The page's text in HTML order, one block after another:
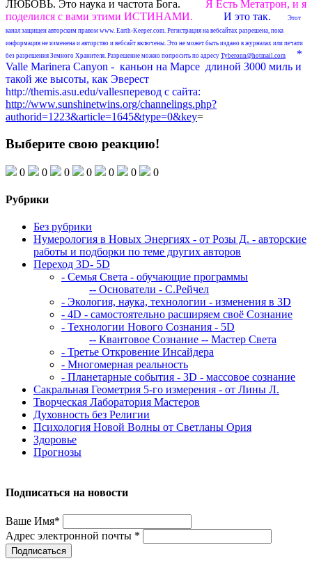
ЛЮБОВЬ. Это наука и частота Бога.
Я Есть Meтатрон, и я
поделился с вами этими ИСТИНАМИ.
И это так.
Этот
канал защищен авторским правом www. Earth-Keeper.com. Регистрация на вебсайтах разрешена, пока
информация не изменена и авторство и вебсайт включены. Это не может быть издано в журналах или печати
без разрешения Земного Хранителя. Разрешение можно попросить по адресу Tyberonn@hotmail.com
*
Valle Marinera Canyon - каньон на Марсе длиной 3000 миль и
такой же высоты, как Эверест
http://themis.asu.edu/vallesперевод с сайта:
http://www.sunshinetwins.org/channelings.php?
authorid=1223&article=1645&type=0&key=
Выберите свою реакцию!
0 0 0 0 0 0 0
Рубрики
Без рубрики
Нумерология в Новых Энергиях - от Розы Д. - авторские
работы и подборки по теме других авторов
Переход 3D- 5D
- Семья Света - обучающие программы
-- Основатели - С.Рейчел
- Экология, наука, технологии - изменения в 3D
- 4D - самостоятельно расширяем своё Сознание
- Технологии Нового Сознания - 5D
-- Квантовое Сознание -- Мастер Света
- Третье Откровение Инсайдера
- Многомерная реальность
- Планетарные события - 3D - массовое сознание
Сакральная Геометрия 5-го измерения - от Лины Л.
Творческая Лаборатория Мастеров
Духовность без Религии
Психология Новой Волны от Светланы Ория
Здоровье
Прогнозы
Подписаться на новости
Ваше Имя*
Адрес электронной почты *
Подписаться